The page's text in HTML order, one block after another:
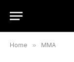
Home » MMA